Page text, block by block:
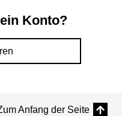
Konto?
Anfang der Seite